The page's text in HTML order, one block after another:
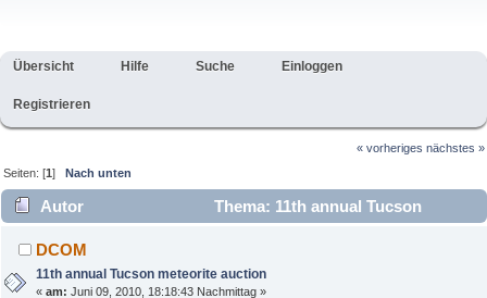
Übersicht Hilfe Suche Einloggen
Registrieren
« vorheriges nächstes »
Seiten: [1]Nach unten
Autor
Thema: 11th annual Tucson
meteorite auction (Gelesen 6130 mal)
DCOM
11th annual Tucson meteorite auction
«am: Juni 09, 2010, 18:18:43 Nachmittag »